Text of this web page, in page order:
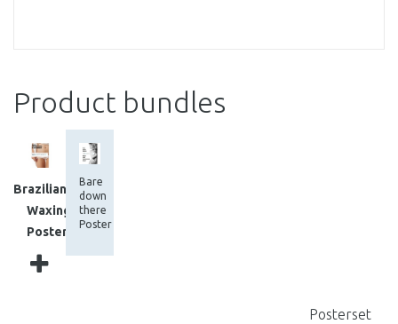
Product bundles
Brazilian
Waxing
Poster
Bare
down
there
Poster
Posterset